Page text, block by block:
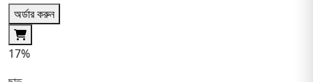
অর্ডার করুন
17%